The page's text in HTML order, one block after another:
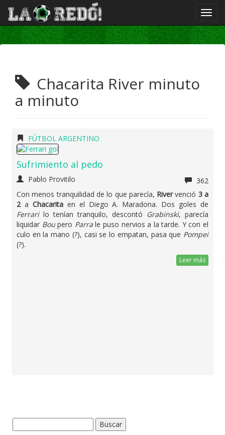
Chacarita River minuto
a minuto
FÚTBOL ARGENTINO
Sufrimiento al pedo
Pablo Provitilo
362
Con menos tranquilidad de lo que parecía, Rivervenció 3 a
2a Chacarita en el Diego A. Maradona. Dos goles de
Ferrari lo tenían tranquilo, descontó Grabinski, parecía
liquidar Boupero Parrale puso nervios a la tarde. Y con el
culo en la mano (?), casi se lo empatan, pasa que Pompei
(?).
Leer más